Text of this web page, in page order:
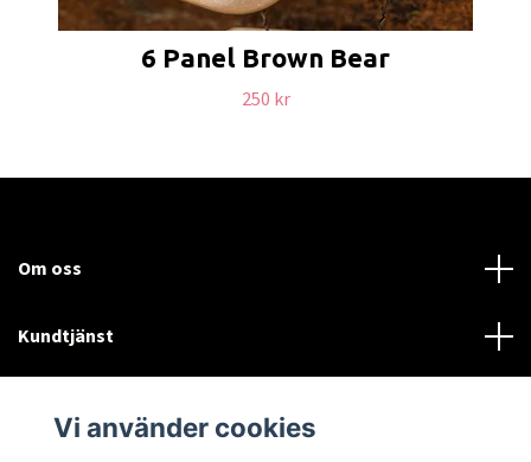
6 Panel Brown Bear
250 kr
Om oss
Kundtjänst
Vi använder cookies